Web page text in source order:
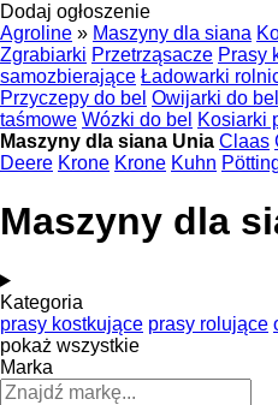
Dodaj ogłoszenie
Agroline » Maszyny dla siana
Zgrabiarki Przetrząsacze Prasy
samozbierające Ładowarki
Przyczepy do bel Owijarki do bel
taśmowe Wózki do bel Kosiarki
Maszyny dla siana Unia Claas
Deere Krone Krone Kuhn
Maszyny dla
Kategoria
prasy kostkujące prasy rolujące
pokaż wszystkie
Marka